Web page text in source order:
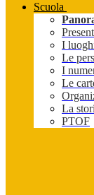
Scuola
I
Le
I
Le
La
PTOF